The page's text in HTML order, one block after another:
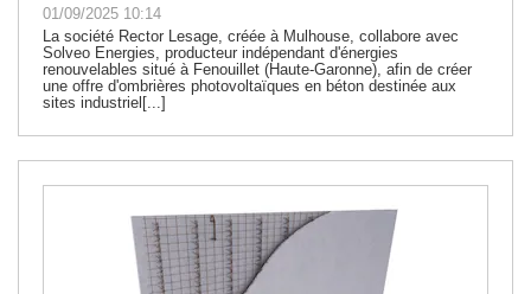
01/09/2025 10:14
La société Rector Lesage, créée à Mulhouse, collabore avec
Solveo Energies, producteur indépendant d'énergies
renouvelables situé à Fenouillet (Haute-Garonne), afin de créer
une offre d'ombrières photovoltaïques en béton destinée aux
sites industriel[...]